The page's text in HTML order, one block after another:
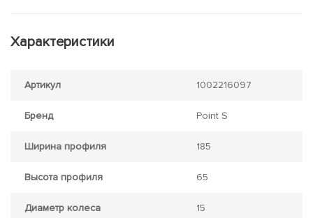
Характеристики
Артикул 1002216097
Бренд Point S
Ширина профиля 185
Высота профиля 65
Диаметр колеса 15